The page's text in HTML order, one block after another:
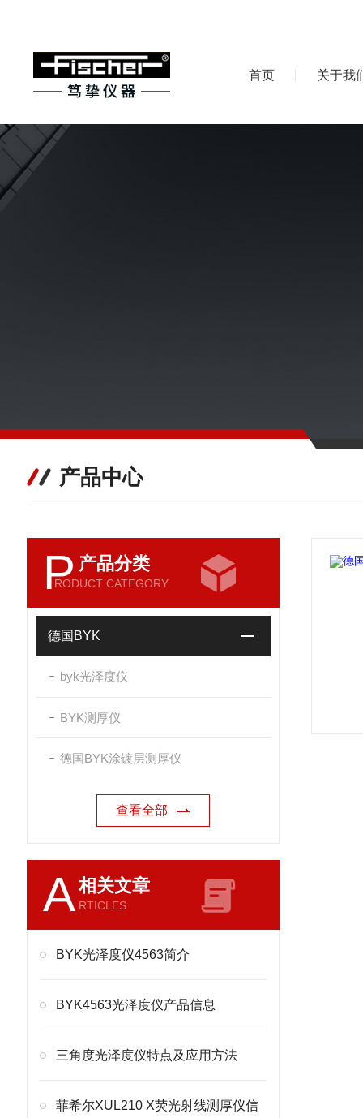
首页 关于我
产品中心
P 产品分类
RODUCT CATEGORY
德国BYK
byk光泽度仪
BYK测厚仪
德国BYK涂镀层测厚仪
查看全部
A相关文章
RTICLES
BYK光泽度仪4563简介
BYK4563光泽度仪产品信息
三角度光泽度仪特点及应用方法
菲希尔XUL210 X荧光射线测厚仪信